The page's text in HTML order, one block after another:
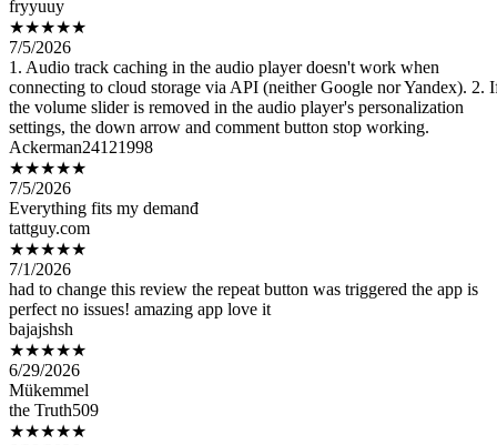
7/5/2026
1. Audio track caching in the audio player doesn't work when
connecting to cloud storage via API (neither Google nor Yandex). 2.
the volume slider is removed in the audio player's personalization
settings, the down arrow and comment button stop working.
Ackerman24121998
★★★★★
7/5/2026
Everything fits my demanđ
tattguy.com
★★★★★
7/1/2026
had to change this review the repeat button was triggered the app is
perfect no issues! amazing app love it
bajajshsh
★★★★★
6/29/2026
Mükemmel
the Truth509
★★★★★
6/28/2026
Best Music player on Mac and iPhone I love this bihhh